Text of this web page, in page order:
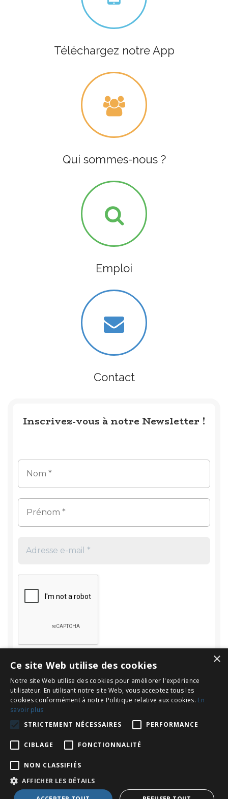
Téléchargez notre App
Qui sommes-nous ?
Emploi
Contact
Inscrivez-vous à notre Newsletter !
Rechercher
Rechercher :
Copyright © 2026Le Blog d'INOV Expat : Français en Espagne. All
×
Ce site Web utilise des cookies
Notre site Web utilise des cookies pour améliorer l'expérience
utilisateur. En utilisant notre site Web, vous acceptez tous les
cookies conformément à notre Politique relative aux cookies. En
savoir plus
STRICTEMENT NÉCESSAIRES
PERFORMANCE
CIBLAGE FONCTIONNALITÉ
NON CLASSIFIÉS
AFFICHER LES DÉTAILS